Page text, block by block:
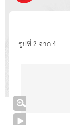
รูปที่ 2 จาก 4